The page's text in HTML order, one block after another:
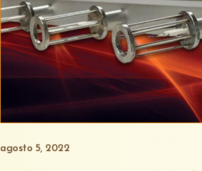
agosto 5, 2022